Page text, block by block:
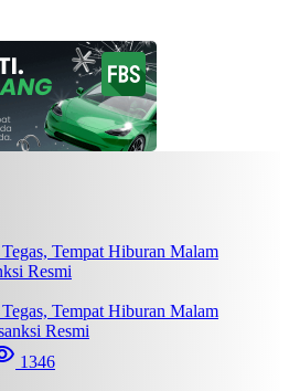
Tempat Hiburan Malam
Resmi
1346